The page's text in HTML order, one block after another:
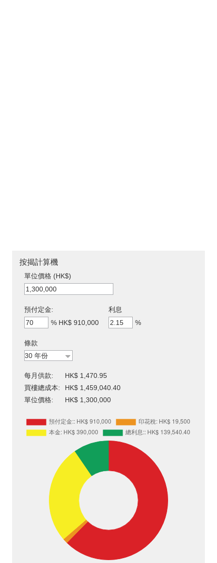
按揭計算機
單位價格 (HK$)
預付定金:
% HK$ 910,000
利息
%
條款
每月供款:
HK$ 1,470.95
買樓總成本:
HK$ 1,459,040.40
單位價格:
HK$ 1,300,000